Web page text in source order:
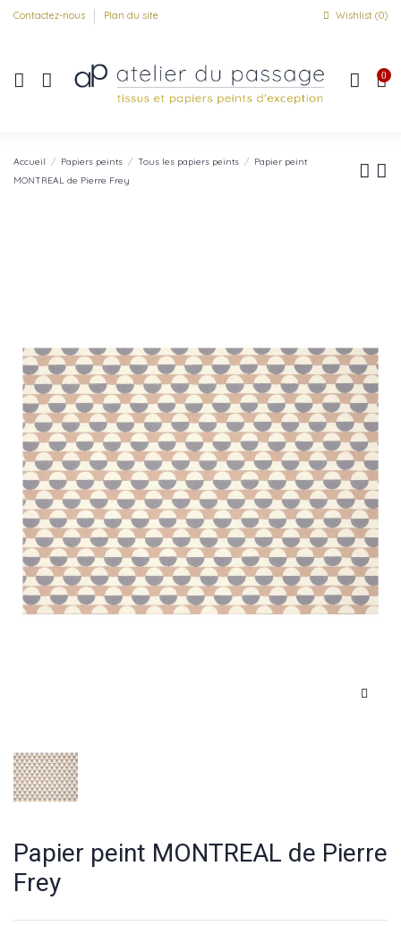
Contactez-nous Plan du site Wishlist (0)
0
Accueil Papiers peints Tous les papiers peints
Papier peint
MONTREAL de Pierre Frey
Papier peint MONTREAL de Pierre
Frey